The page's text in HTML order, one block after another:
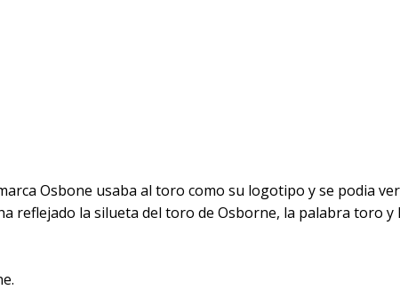
Osbone usaba al toro como su logotipo y se podia
reflejado la silueta del toro de Osborne, la palabra toro y